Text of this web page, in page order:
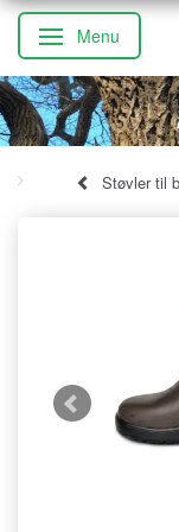
Skifte navigation
Menu
Støvler til